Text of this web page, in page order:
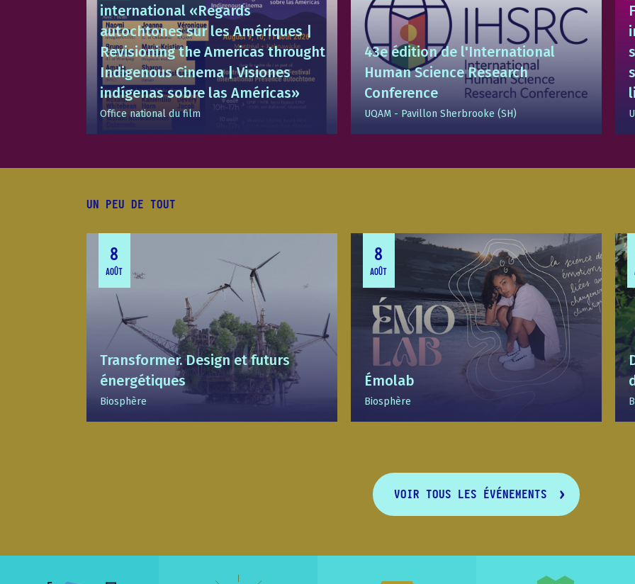
international «Regards
autochtones sur les Amériques |
Revisioning the Americas throught
Indigenous Cinema | Visiones
indígenas sobre las Américas»
Office national du film
43e édition de l'International
Human Science Research
Conference
UQAM - Pavillon Sherbrooke (SH)
UN PEU DE TOUT
8
AOÛT
Transformer. Design et futurs
énergétiques
Biosphère
8
AOÛT
Émolab
Biosphère
VOIR TOUS LES ÉVÉNEMENTS